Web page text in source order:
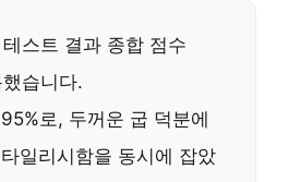
스트 결과 종합 점수
습니다.
로, 두꺼운 굽 덕분에
일리시함을 동시에 잡았